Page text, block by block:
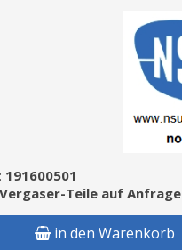
191600501
Teile auf Anfrage
in den Warenkorb